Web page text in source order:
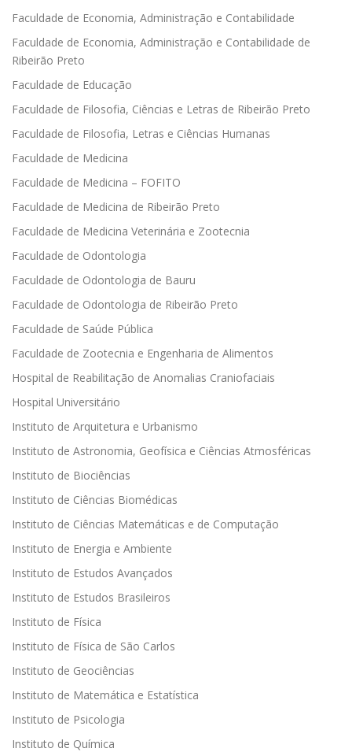
Faculdade de Economia, Administração e Contabilidade
Faculdade de Economia, Administração e Contabilidade de
Ribeirão Preto
Faculdade de Educação
Faculdade de Filosofia, Ciências e Letras de Ribeirão Preto
Faculdade de Filosofia, Letras e Ciências Humanas
Faculdade de Medicina
Faculdade de Medicina – FOFITO
Faculdade de Medicina de Ribeirão Preto
Faculdade de Medicina Veterinária e Zootecnia
Faculdade de Odontologia
Faculdade de Odontologia de Bauru
Faculdade de Odontologia de Ribeirão Preto
Faculdade de Saúde Pública
Faculdade de Zootecnia e Engenharia de Alimentos
Hospital de Reabilitação de Anomalias Craniofaciais
Hospital Universitário
Instituto de Arquitetura e Urbanismo
Instituto de Astronomia, Geofísica e Ciências Atmosféricas
Instituto de Biociências
Instituto de Ciências Biomédicas
Instituto de Ciências Matemáticas e de Computação
Instituto de Energia e Ambiente
Instituto de Estudos Avançados
Instituto de Estudos Brasileiros
Instituto de Física
Instituto de Física de São Carlos
Instituto de Geociências
Instituto de Matemática e Estatística
Instituto de Psicologia
Instituto de Química